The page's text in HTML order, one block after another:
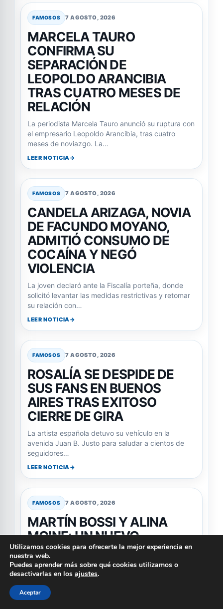
FAMOSOS 7 AGOSTO, 2026
MARCELA TAURO
CONFIRMA SU
SEPARACIÓN DE
LEOPOLDO ARANCIBIA
TRAS CUATRO MESES DE
RELACIÓN
La periodista Marcela Tauro anunció su ruptura con
el empresario Leopoldo Arancibia, tras cuatro
meses de noviazgo. La…
LEER NOTICIA
FAMOSOS 7 AGOSTO, 2026
CANDELA ARIZAGA, NOVIA
DE FACUNDO MOYANO,
ADMITIÓ CONSUMO DE
COCAÍNA Y NEGÓ
VIOLENCIA
La joven declaró ante la Fiscalía porteña, donde
solicitó levantar las medidas restrictivas y retomar
su relación con…
LEER NOTICIA
FAMOSOS 7 AGOSTO, 2026
ROSALÍA SE DESPIDE DE
SUS FANS EN BUENOS
AIRES TRAS EXITOSO
CIERRE DE GIRA
La artista española detuvo su vehículo en la
avenida Juan B. Justo para saludar a cientos de
seguidores…
LEER NOTICIA
FAMOSOS 7 AGOSTO, 2026
MARTÍN BOSSI Y ALINA
MOINE: UN NUEVO
ROMANCE EN EL AIRE
El humorista Martín Bossi ha sido vinculado
sentimentalmente con la periodista Alina Moine,
según revelaciones de Pepe Ochoa.
LEER NOTICIA
Utilizamos cookies para ofrecerte la mejor experiencia en
nuestra web.
Puedes aprender más sobre qué cookies utilizamos o
desactivarlas en los ajustes.
Aceptar